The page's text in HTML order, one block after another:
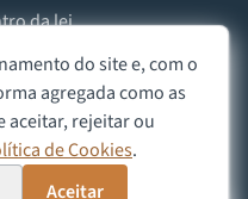
da lei
ou doação
Aviso Legal
do site e, com o
agregada como as
aceitar, rejeitar ou
de Cookies.
Aceitar